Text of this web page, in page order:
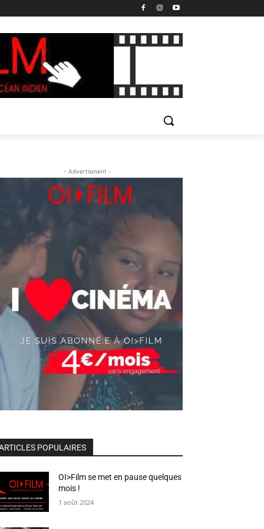
- Advertisment -
POPULAIRES
OI>Film se met en pause quelques
mois !
1 août 2024